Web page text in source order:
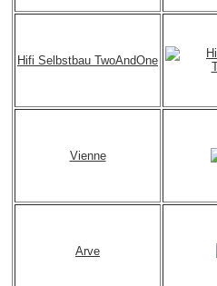
Hifi Selbstbau TwoAndOne
Vienne
Arve